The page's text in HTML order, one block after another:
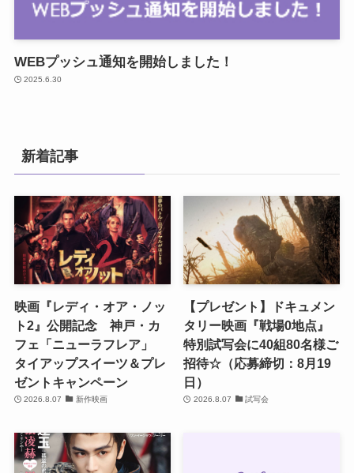
WEBプッシュ通知を開始しました！
2025.6.30
新着記事
映画『レディ・オア・ノッ
ト2』公開記念 神戸・カ
フェ「ニューラフレア」
タイアップスイーツ＆プレ
ゼントキャンペーン
2026.8.07 新作映画
【プレゼント】ドキュメン
タリー映画『戦場0地点』
特別試写会に40組80名様ご
招待☆（応募締切：8月19
日）
2026.8.07 試写会